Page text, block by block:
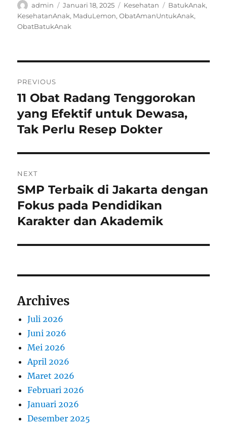
Author
admin
Posted
on
Januari 18, 2025 Categories
Kesehatan Tags
BatukAnak,
KesehatanAnak, MaduLemon,ObatAmanUntukAnak,
ObatBatukAnak
pos
PREVIOUS
Previous
post:
11 Obat Radang Tenggorokan
yang Efektif untuk Dewasa,
Tak Perlu Resep Dokter
NEXT
Next
post:
SMP Terbaik di Jakarta dengan
Fokus pada Pendidikan
Karakter dan Akademik
Archives
Juli 2026
Juni 2026
Mei 2026
April 2026
Maret 2026
Februari 2026
Januari 2026
Desember 2025